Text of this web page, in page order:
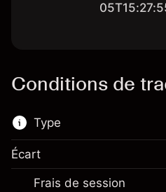
Conditions de
Type
Cet instrument
le trading via les CFD et
Écart
Frais de session